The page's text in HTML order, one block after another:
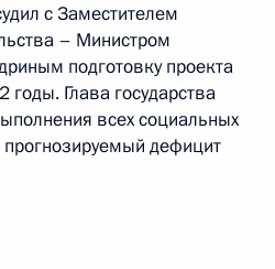
с Заместителем
– Министром
подготовку проекта
Глава государства
всех социальных
дефицит